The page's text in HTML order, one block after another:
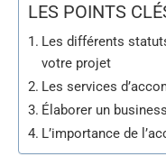
LES POINTS
Les différents
votre projet
Les services
Élaborer un
L’importance de